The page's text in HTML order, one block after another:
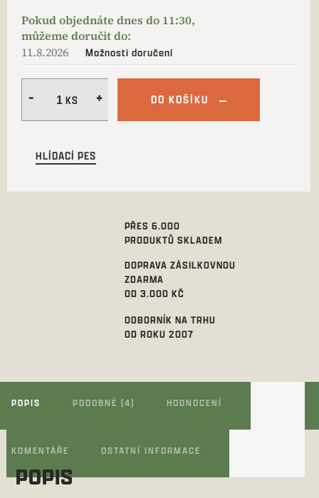
11.8.2026 Možnosti doručení
DO KOŠÍKU
HLÍDACÍ PES
PŘES 6.000
PRODUKTŮ SKLADEM
DOPRAVA ZÁSILKOVNOU
ZDARMA
OD 3.000 KČ
ODBORNÍK NA TRHU
OD ROKU 2007
POPIS PODOBNÉ (4) HODNOCENÍ
KOMENTÁŘE OSTATNÍ INFORMACE
POPIS